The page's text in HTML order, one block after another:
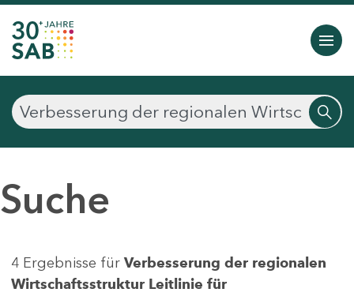
Suche
4 Ergebnisse für Verbesserung der regionalen
Wirtschaftsstruktur Leitlinie für